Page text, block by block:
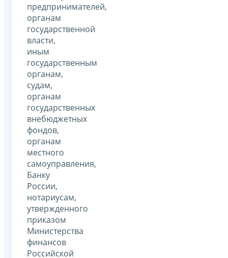
предпринимателей,
органам
государственной
власти,
иным
государственным
органам,
судам,
органам
государственных
внебюджетных
фондов,
органам
местного
самоуправления,
Банку
России,
нотариусам,
утвержденного
приказом
Министерства
финансов
Российской